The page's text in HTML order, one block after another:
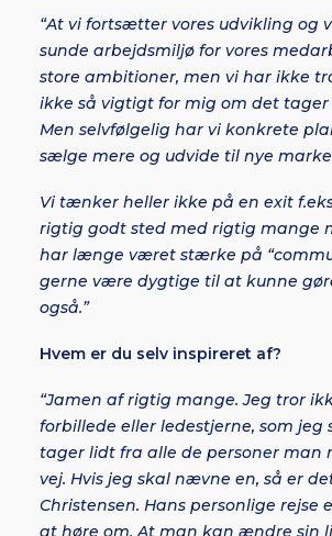
“At vi fortsætter vores udvikling og
sunde arbejdsmiljø for vores
store ambitioner, men vi har ikke
ikke så vigtigt for mig om det tager
Men selvfølgelig har vi konkrete
sælge mere og udvide til nye
Vi tænker heller ikke på en exit
rigtig godt sted med rigtig mange
har længe været stærke på
gerne være dygtige til at kunne
også.”
Hvem er du selv inspireret af?
“Jamen af rigtig mange. Jeg tror
forbillede eller ledestjerne, som jeg
tager lidt fra alle de personer man
vej. Hvis jeg skal nævne en, så er
Christensen. Hans personlige rejse
at høre om. At man kan ændre sin